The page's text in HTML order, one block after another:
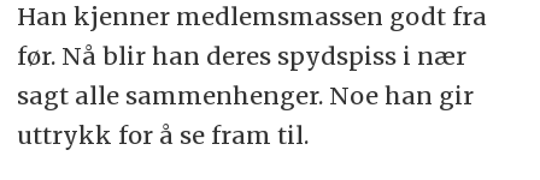
Han kjenner medlemsmassen godt fra
før. Nå blir han deres spydspiss i nær
sagt alle sammenhenger. Noe han gir
uttrykk for å se fram til.